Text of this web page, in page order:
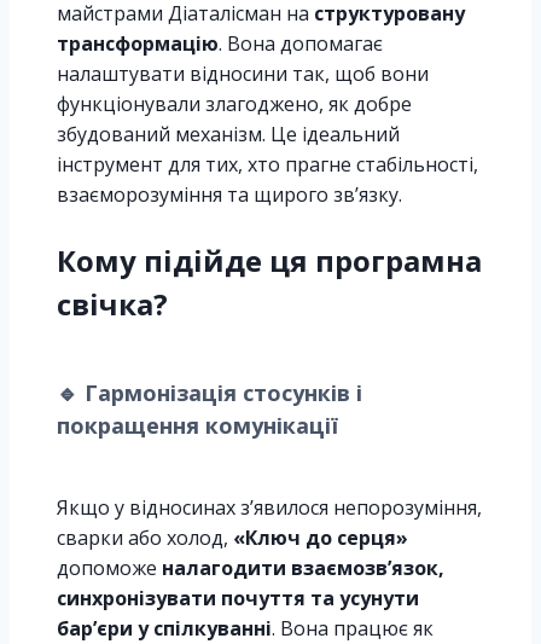
майстрами Діаталісман на структуровану
трансформацію. Вона допомагає
налаштувати відносини так, щоб вони
функціонували злагоджено, як добре
збудований механізм. Це ідеальний
інструмент для тих, хто прагне стабільності,
взаєморозуміння та щирого зв’язку.
Кому підійде ця програмна
свічка?
🔹 Гармонізація стосунків і
покращення комунікації
Якщо у відносинах з’явилося непорозуміння,
сварки або холод, «Ключ до серця»
допоможе налагодити взаємозв’язок,
синхронізувати почуття та усунути
бар’єри у спілкуванні. Вона працює як